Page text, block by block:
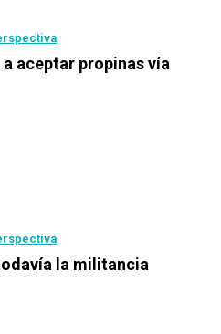
aceptar propinas vía
la militancia